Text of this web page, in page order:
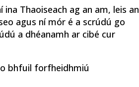
Thaoiseach ag an am, leis an
agus ní mór é a scrúdú go
a dhéanamh ar cibé cur
bhfuil forfheidhmiú